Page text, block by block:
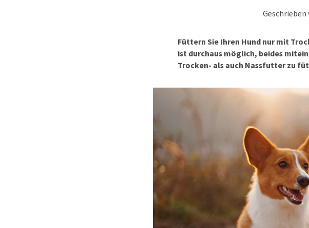
Training
Halter
Alles
Geschrieben
Füttern Sie Ihren Hund nur mit
ist durchaus möglich, beides
Trocken- als auch Nassfutter zu